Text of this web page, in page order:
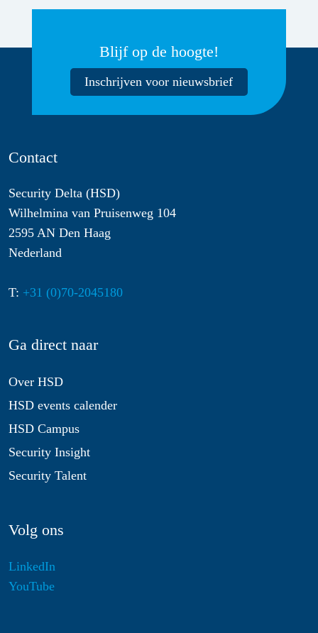
Blijf op de hoogte!
Inschrijven voor nieuwsbrief
Contact
Security Delta (HSD)
Wilhelmina van Pruisenweg 104
2595 AN Den Haag
Nederland
T: +31 (0)70-2045180
Ga direct naar
Over HSD
HSD events calender
HSD Campus
Security Insight
Security Talent
Volg ons
LinkedIn
YouTube